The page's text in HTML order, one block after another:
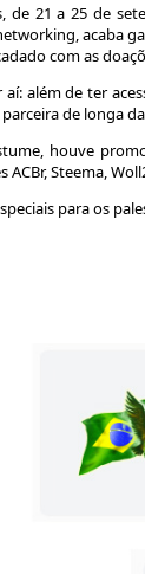
de 21 a 25 de
acaba
com as
além de ter
de longa
houve
Steema,
para os